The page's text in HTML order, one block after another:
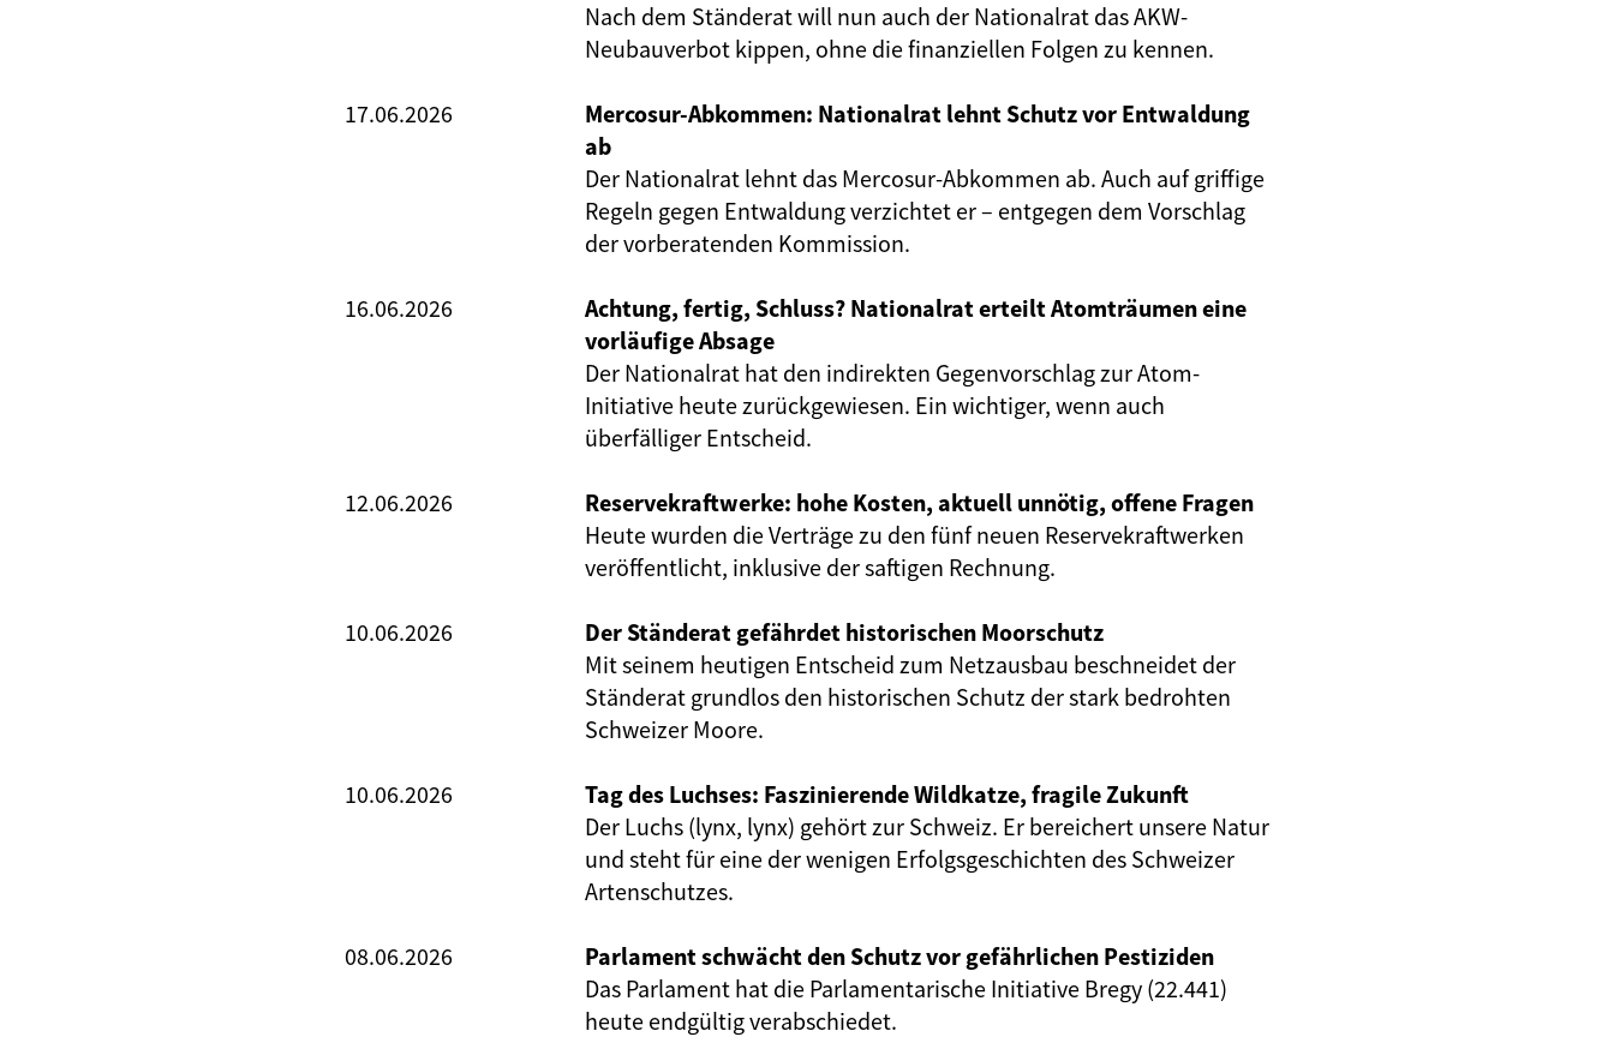
Nach dem Ständerat will nun auch der Nationalrat das AKW-
Neubauverbot kippen, ohne die finanziellen Folgen zu kennen.
17.06.2026
Mercosur-Abkommen: Nationalrat lehnt Schutz vor Entwaldung
ab
Der Nationalrat lehnt das Mercosur-Abkommen ab. Auch auf griffige
Regeln gegen Entwaldung verzichtet er – entgegen dem Vorschlag
der vorberatenden Kommission.
16.06.2026
Achtung, fertig, Schluss? Nationalrat erteilt Atomträumen eine
vorläufige Absage
Der Nationalrat hat den indirekten Gegenvorschlag zur Atom-
Initiative heute zurückgewiesen. Ein wichtiger, wenn auch
überfälliger Entscheid.
12.06.2026
Reservekraftwerke: hohe Kosten, aktuell unnötig, offene Fragen
Heute wurden die Verträge zu den fünf neuen Reservekraftwerken
veröffentlicht, inklusive der saftigen Rechnung.
10.06.2026
Der Ständerat gefährdet historischen Moorschutz
Mit seinem heutigen Entscheid zum Netzausbau beschneidet der
Ständerat grundlos den historischen Schutz der stark bedrohten
Schweizer Moore.
10.06.2026
Tag des Luchses: Faszinierende Wildkatze, fragile Zukunft
Der Luchs (lynx, lynx) gehört zur Schweiz. Er bereichert unsere Natur
und steht für eine der wenigen Erfolgsgeschichten des Schweizer
Artenschutzes.
08.06.2026
Parlament schwächt den Schutz vor gefährlichen Pestiziden
Das Parlament hat die Parlamentarische Initiative Bregy (22.441)
heute endgültig verabschiedet.